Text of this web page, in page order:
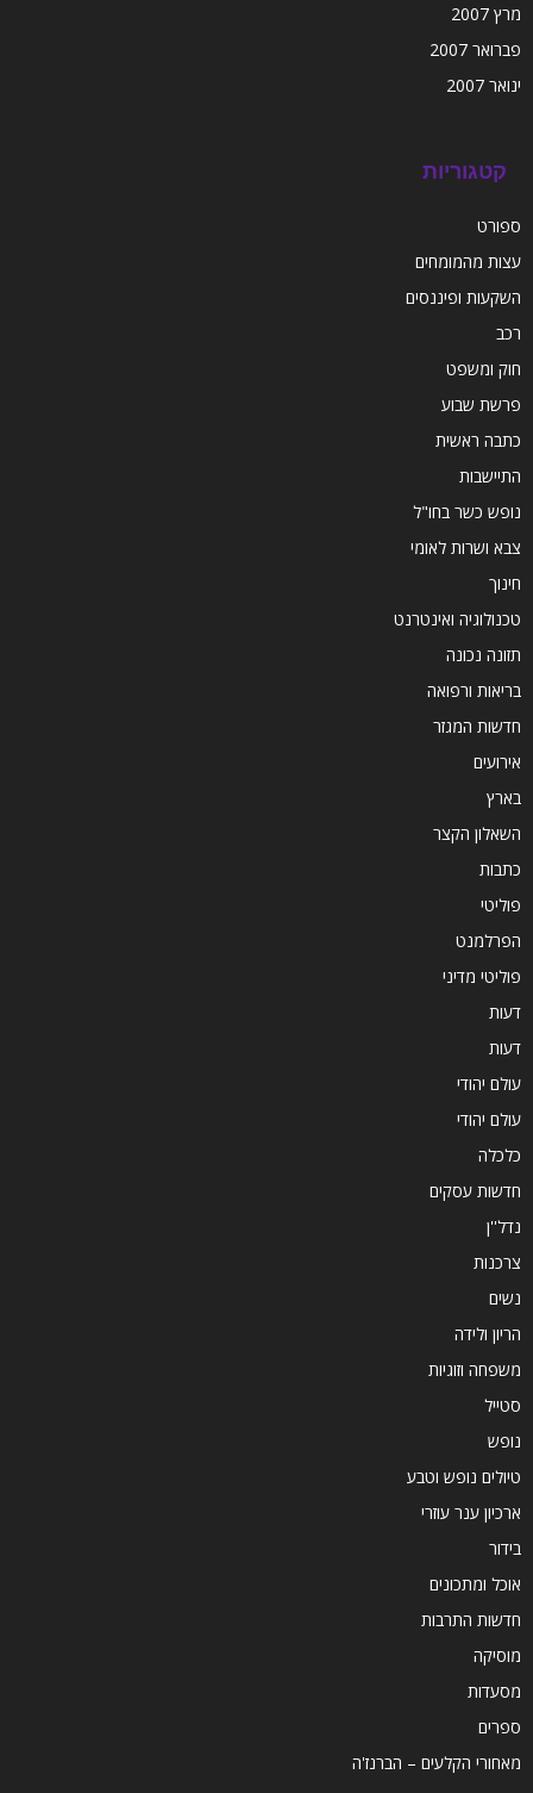
מרץ 2007
פברואר 2007
ינואר 2007
קטגוריות
ספורט
עצות מהמומחים
השקעות ופיננסים
רכב
חוק ומשפט
פרשת שבוע
כתבה ראשית
התיישבות
נופש כשר בחו"ל
צבא ושרות לאומי
חינוך
טכנולוגיה ואינטרנט
תזונה נכונה
בריאות ורפואה
חדשות המגזר
אירועים
בארץ
השאלון הקצר
כתבות
פוליטי
הפרלמנט
פוליטי מדיני
דעות
דעות
עולם יהודי
עולם יהודי
כלכלה
חדשות עסקים
נדל''ן
צרכנות
נשים
הריון ולידה
משפחה וזוגיות
סטייל
נופש
טיולים נופש וטבע
ארכיון ענר עוזרי
בידור
אוכל ומתכונים
חדשות התרבות
מוסיקה
מסעדות
ספרים
מאחורי הקלעים – הברנז'ה